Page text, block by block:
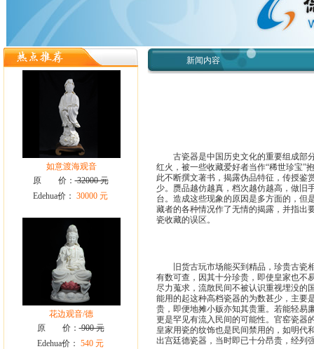
如意渡海观音
原 价：32000 元
Edehua价： 30000 元
花边观音/德
原 价：900 元
Edehua价： 540 元
新闻内容
古瓷器是中国历史文化的重要组成部分
红火，被一些收藏爱好者当作“稀世珍宝”
此不断撰文著书，揭露伪品特征，传授鉴
少。赝品越仿越真，档次越仿越高，做旧
台。造成这些现象的原因是多方面的，但
藏者的各种情况作了无情的揭露，并指出
瓷收藏的误区。
旧货古玩市场能买到精品，珍贵古瓷相
有数可查，因其十分珍贵，即使皇家也不
尽力蒐求，流散民间不被认识重视埋没的
能用的起这种高档瓷器的为数甚少，主要
贵，即便地摊小贩亦知其贵重。若能轻易
更是罕见有流入民间的可能性。官窑瓷器
皇家用瓷的纹饰也是民间禁用的，如明代
出宫廷德瓷器，当时即已十分昂贵，经列